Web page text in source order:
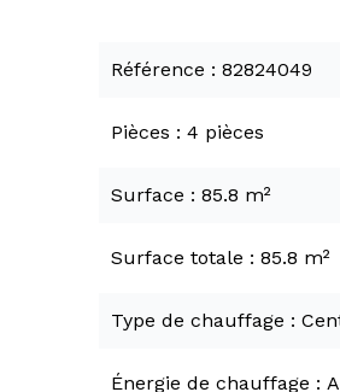
Référence 82824049
Pièces 4 pièces
Surface 85.8 m²
Surface totale 85.8 m²
Type de chauffage
Énergie de chauffage